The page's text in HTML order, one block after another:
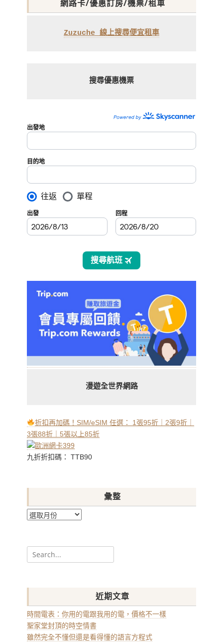
網路卡/優惠訂房/機票/租車
Zuzuche 線上搜尋便宜租車
搜尋優惠機票
漫遊全世界網路
折扣再加碼！SIM/eSIM 任選： 1張95折｜2張9折｜
3張88折｜5張以上85折
九折折扣碼： TTB90
彙整
彙
Search
for:
近期文章
時間電表：你用的電跟我用的電，價格不一樣
聖家堂封頂的時空情書
雖然完全不懂但還是看得懂的語言方程式